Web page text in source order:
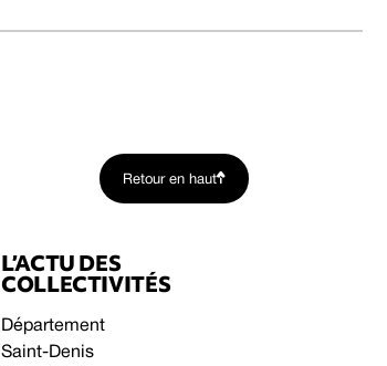
Retour en haut
L’ACTU DES
COLLECTIVITÉS
Département
Saint-Denis